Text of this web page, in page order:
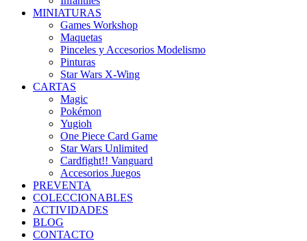
MINIATURAS
Games Workshop
Maquetas
Pinceles y Accesorios Modelismo
Pinturas
Star Wars X-Wing
CARTAS
Magic
Pokémon
Yugioh
One Piece Card Game
Star Wars Unlimited
Cardfight!! Vanguard
Accesorios Juegos
PREVENTA
COLECCIONABLES
ACTIVIDADES
BLOG
CONTACTO